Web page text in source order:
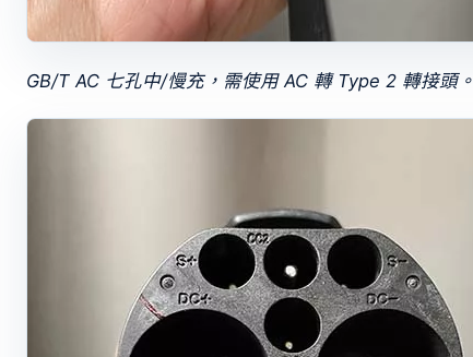
GB/T AC 七孔中/慢充，需使用 AC 轉 Type 2 轉接頭。